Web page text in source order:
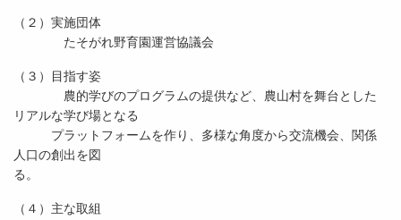
（２）実施団体
たそがれ野育園運営協議会
（３）目指す姿
農的学びのプログラムの提供など、農山村を舞台とした
リアルな学び場となる
プラットフォームを作り、多様な角度から交流機会、関係
人口の創出を図
（４）主な取組